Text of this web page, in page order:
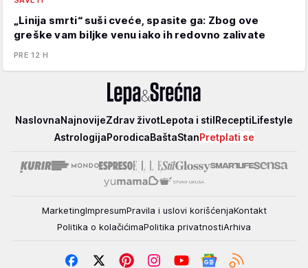
„Linija smrti“ suši cveće, spasite ga: Zbog ove
greške vam biljke venu iako ih redovno zalivate
PRE 12 H
Lepa
NaslovnaNajnovijeZdrav životLepota i stilReceptiLifestyle
AstrologijaPorodicaBaštaStanPretplati se
MarketingImpresumPravila i uslovi korišćenjaKontakt
Politika o kolačićimaPolitika privatnostiArhiva